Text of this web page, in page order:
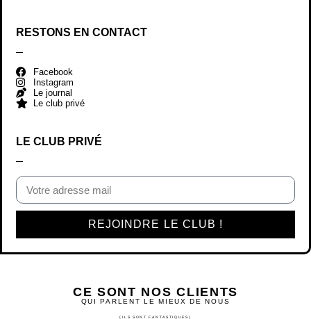
RESTONS EN CONTACT
Facebook
Instagram
Le journal
Le club privé
LE CLUB PRIVÉ
REJOINDRE LE CLUB !
CE SONT NOS CLIENTS
QUI PARLENT LE MIEUX DE NOUS
(ILS SONT FANTASTIQUES)